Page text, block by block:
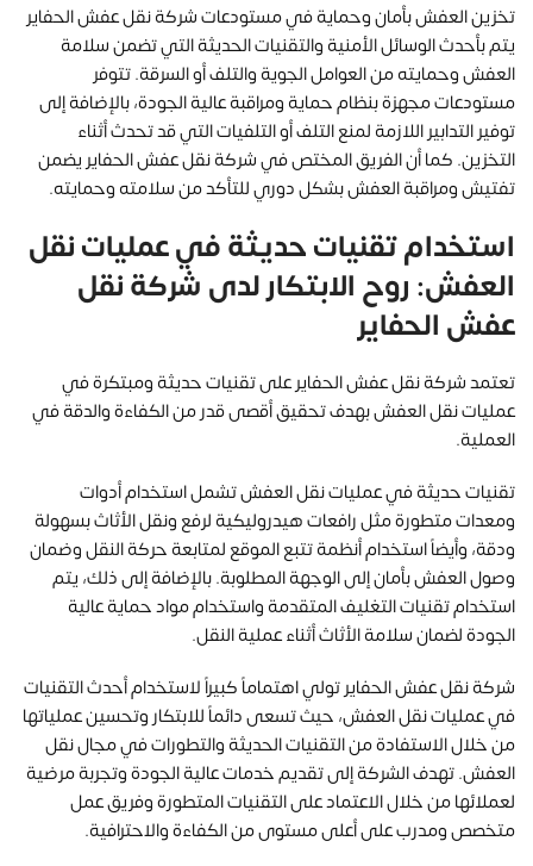
تخزين العفش بأمان وحماية في مستودعات شركة نقل عفش الحفاير
يتم بأحدث الوسائل الأمنية والتقنيات الحديثة التي تضمن سلامة
العفش وحمايته من العوامل الجوية والتلف أو السرقة. تتوفر
مستودعات مجهزة بنظام حماية ومراقبة عالية الجودة، بالإضافة إلى
توفير التدابير اللازمة لمنع التلف أو التلفيات التي قد تحدث أثناء
التخزين. كما أن الفريق المختص في شركة نقل عفش الحفاير يضمن
تفتيش ومراقبة العفش بشكل دوري للتأكد من سلامته وحمايته.
استخدام تقنيات حديثة في عمليات نقل
العفش: روح الابتكار لدى شركة نقل
عفش الحفاير
تعتمد شركة نقل عفش الحفاير على تقنيات حديثة ومبتكرة في
عمليات نقل العفش بهدف تحقيق أقصى قدر من الكفاءة والدقة في
العملية.
تقنيات حديثة في عمليات نقل العفش تشمل استخدام أدوات
ومعدات متطورة مثل رافعات هيدروليكية لرفع ونقل الأثاث بسهولة
ودقة، وأيضاً استخدام أنظمة تتبع الموقع لمتابعة حركة النقل وضمان
وصول العفش بأمان إلى الوجهة المطلوبة. بالإضافة إلى ذلك، يتم
استخدام تقنيات التغليف المتقدمة واستخدام مواد حماية عالية
الجودة لضمان سلامة الأثاث أثناء عملية النقل.
شركة نقل عفش الحفاير تولي اهتماماً كبيراً لاستخدام أحدث التقنيات
في عمليات نقل العفش، حيث تسعى دائماً للابتكار وتحسين عملياتها
من خلال الاستفادة من التقنيات الحديثة والتطورات في مجال نقل
العفش. تهدف الشركة إلى تقديم خدمات عالية الجودة وتجربة مرضية
لعملائها من خلال الاعتماد على التقنيات المتطورة وفريق عمل
متخصص ومدرب على أعلى مستوى من الكفاءة والاحترافية.